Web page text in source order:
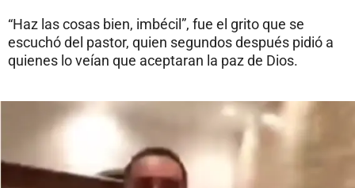
“Haz las cosas bien, imbécil”, fue el grito que se
escuchó del pastor, quien segundos después pidió a
quienes lo veían que aceptaran la paz de Dios.